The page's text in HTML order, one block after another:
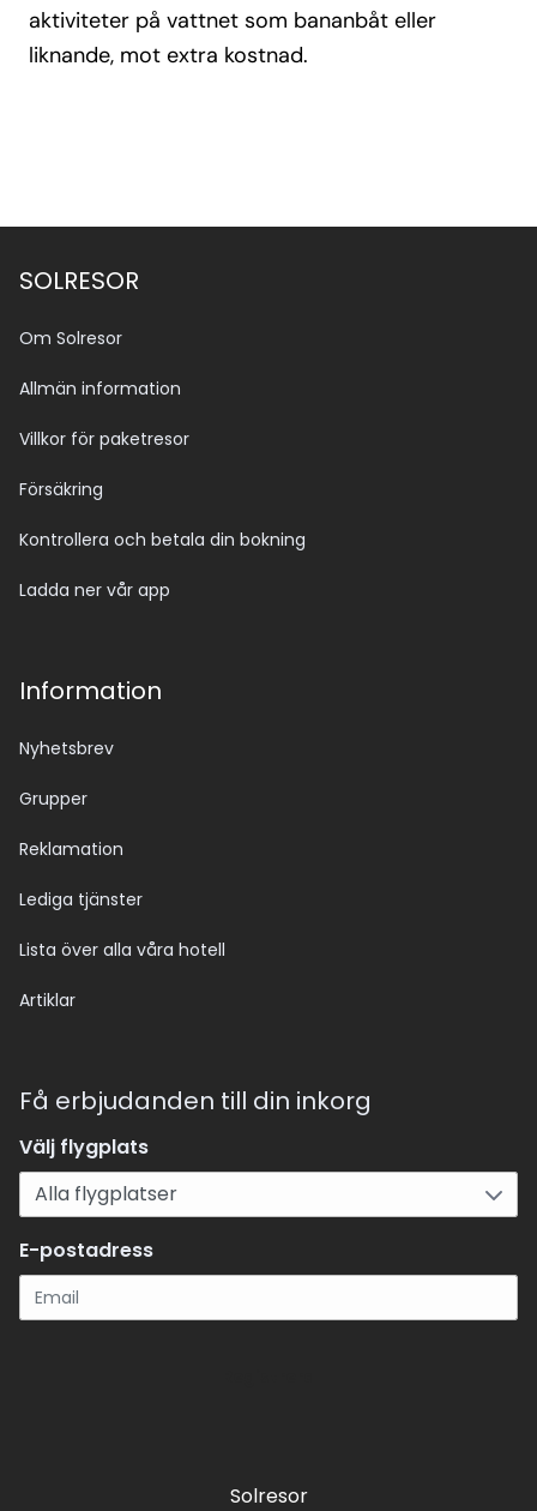
aktiviteter på vattnet som bananbåt eller
liknande, mot extra kostnad.
SOLRESOR
Om Solresor
Allmän information
Villkor för paketresor
Försäkring
Kontrollera och betala din bokning
Ladda ner vår app
Information
Nyhetsbrev
Grupper
Reklamation
Lediga tjänster
Lista över alla våra hotell
Artiklar
Få erbjudanden till din inkorg
Välj flygplats
E-postadress
Solresor